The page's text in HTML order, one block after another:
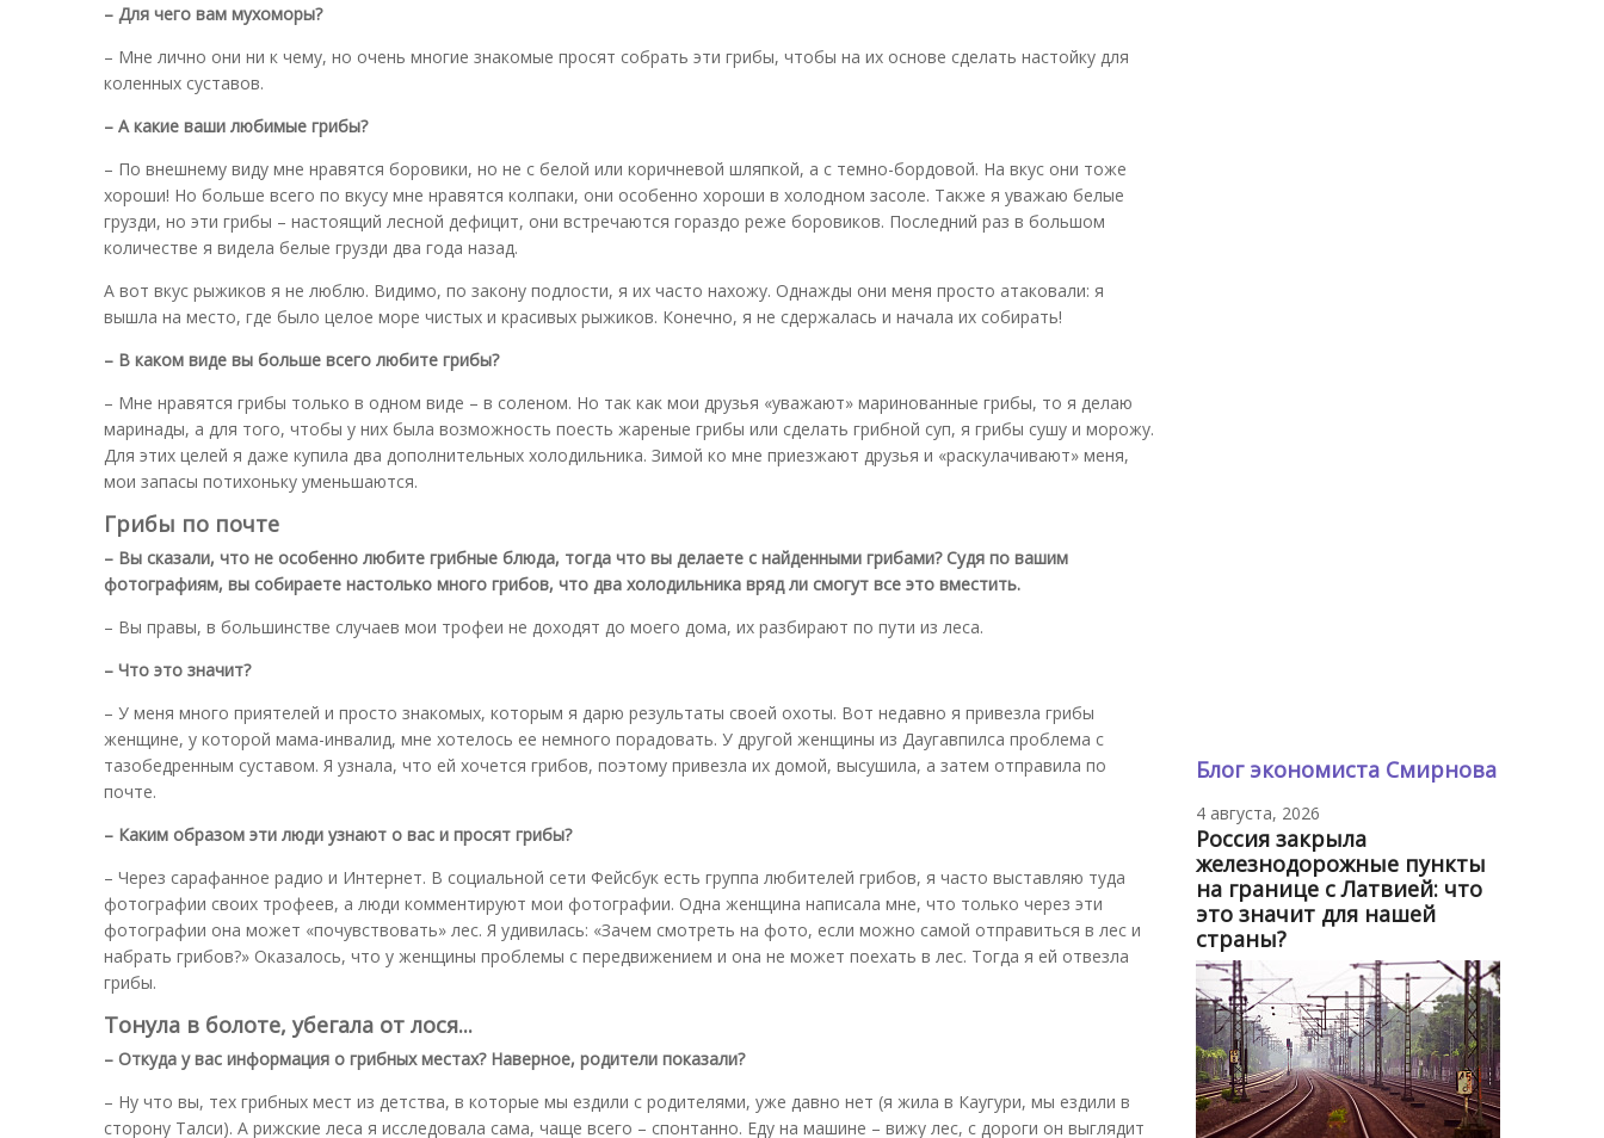
– Для чего вам мухоморы?
– Мне лично они ни к чему, но очень многие знакомые просят собрать эти грибы, чтобы на их основе сделать настойку для
коленных суставов.
– А какие ваши любимые грибы?
– По внешнему виду мне нравятся боровики, но не с белой или коричневой шляпкой, а с темно-бордовой. На вкус они тоже
хороши! Но больше всего по вкусу мне нравятся колпаки, они особенно хороши в холодном засоле. Также я уважаю белые
грузди, но эти грибы – настоящий лесной дефицит, они встречаются гораздо реже боровиков. Последний раз в большом
количестве я видела белые грузди два года назад.
А вот вкус рыжиков я не люблю. Видимо, по закону подлости, я их часто нахожу. Однажды они меня просто атаковали: я
вышла на место, где было целое море чистых и красивых рыжиков. Конечно, я не сдержалась и начала их собирать!
– В каком виде вы больше всего любите грибы?
– Мне нравятся грибы только в одном виде – в соленом. Но так как мои друзья «уважают» маринованные грибы, то я делаю
маринады, а для того, чтобы у них была возможность поесть жареные грибы или сделать грибной суп, я грибы сушу и морожу.
Для этих целей я даже купила два дополнительных холодильника. Зимой ко мне приезжают друзья и «раскулачивают» меня,
мои запасы потихоньку уменьшаются.
Грибы по почте
– Вы сказали, что не особенно любите грибные блюда, тогда что вы делаете с найденными грибами? Судя по вашим
фотографиям, вы собираете настолько много грибов, что два холодильника вряд ли смогут все это вместить.
– Вы правы, в большинстве случаев мои трофеи не доходят до моего дома, их разбирают по пути из леса.
– Что это значит?
– У меня много приятелей и просто знакомых, которым я дарю результаты своей охоты. Вот недавно я привезла грибы
женщине, у которой мама-инвалид, мне хотелось ее немного порадовать. У другой женщины из Даугавпилса проблема с
тазобедренным суставом. Я узнала, что ей хочется грибов, поэтому привезла их домой, высушила, а затем отправила по
почте.
– Каким образом эти люди узнают о вас и просят грибы?
– Через сарафанное радио и Интернет. В социальной сети Фейсбук есть группа любителей грибов, я часто выставляю туда
фотографии своих трофеев, а люди комментируют мои фотографии. Одна женщина написала мне, что только через эти
фотографии она может «почувствовать» лес. Я удивилась: «Зачем смотреть на фото, если можно самой отправиться в лес и
набрать грибов?» Оказалось, что у женщины проблемы с передвижением и она не может поехать в лес. Тогда я ей отвезла
грибы.
Тонула в болоте, убегала от лося...
– Откуда у вас информация о грибных местах? Наверное, родители показали?
– Ну что вы, тех грибных мест из детства, в которые мы ездили с родителями, уже давно нет (я жила в Каугури, мы ездили в
сторону Талси). А рижские леса я исследовала сама, чаще всего – спонтанно. Еду на машине – вижу лес, с дороги он выглядит
Блог экономиста Смирнова
4 августа, 2026
Россия закрыла
железнодорожные пункты
на границе с Латвией: что
это значит для нашей
страны?